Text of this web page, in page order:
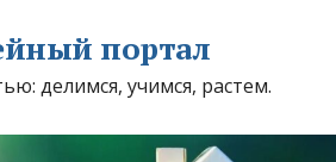
портал
делимся, учимся, растем.